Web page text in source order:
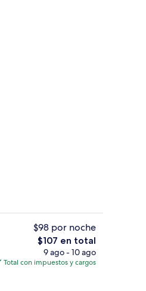
$98 por noche
El
precio
total
$107 en total
9 ago - 10 ago
Total con impuestos y cargos